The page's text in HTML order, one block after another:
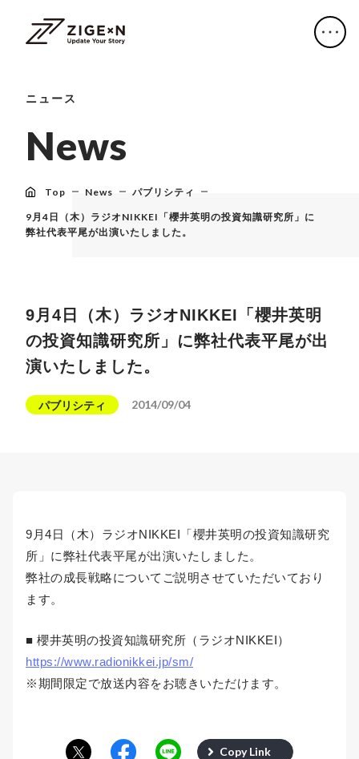
ニュース
News
Top News パブリシティ
9月4日（木）ラジオNIKKEI「櫻井英明の投資知識研究所」に
弊社代表平尾が出演いたしました。
9月4日（木）ラジオNIKKEI「櫻井英明
の投資知識研究所」に弊社代表平尾が出
演いたしました。
パブリシティ 2014/09/04
9月4日（木）ラジオNIKKEI「櫻井英明の投資知識研究
所」に弊社代表平尾が出演いたしました。
弊社の成長戦略についてご説明させていただいており
ます。
■ 櫻井英明の投資知識研究所（ラジオNIKKEI）
https://www.radionikkei.jp/sm/
※期間限定で放送内容をお聴きいただけます。
Copy Link